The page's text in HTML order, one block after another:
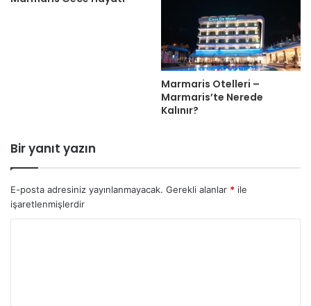
Marmaris Otelleri –
Marmaris’te Nerede
Kalınır?
Bir yanıt yazın
E-posta adresiniz yayınlanmayacak. Gerekli alanlar * ile
işaretlenmişlerdir